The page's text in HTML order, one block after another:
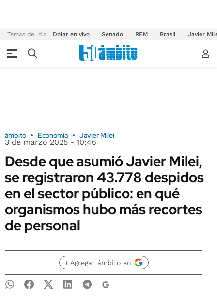
Temas del día Dólar en vivo Senado REM Brasil Javier
ámbito Economía Javier Milei
3 de marzo 2025 - 10:46
Desde que asumió Javier Milei,
se registraron 43.778 despidos
en el sector público: en qué
organismos hubo más recortes
de personal
+ Agregar ámbito en